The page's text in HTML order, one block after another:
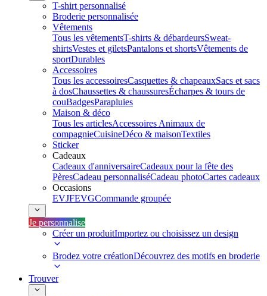
T-shirt personnalisé
Broderie personnalisée
Vêtements
Tous les vêtementsT-shirts & débardeursSweat-
shirtsVestes et giletsPantalons et shortsVêtements de
sportDurables
Accessoires
Tous les accessoiresCasquettes & chapeauxSacs et sacs
à dosChaussettes & chaussuresÉcharpes & tours de
couBadgesParapluies
Maison & déco
Tous les articlesAccessoires Animaux de
compagnieCuisineDéco & maisonTextiles
Sticker
Cadeaux
Cadeaux d'anniversaireCadeaux pour la fête des
PèresCadeau personnaliséCadeau photoCartes cadeaux
Occasions
EVJFEVGCommande groupée
Je personnalise
Créer un produitImportez ou choisissez un design
Brodez votre créationDécouvrez des motifs en broderie
Trouver